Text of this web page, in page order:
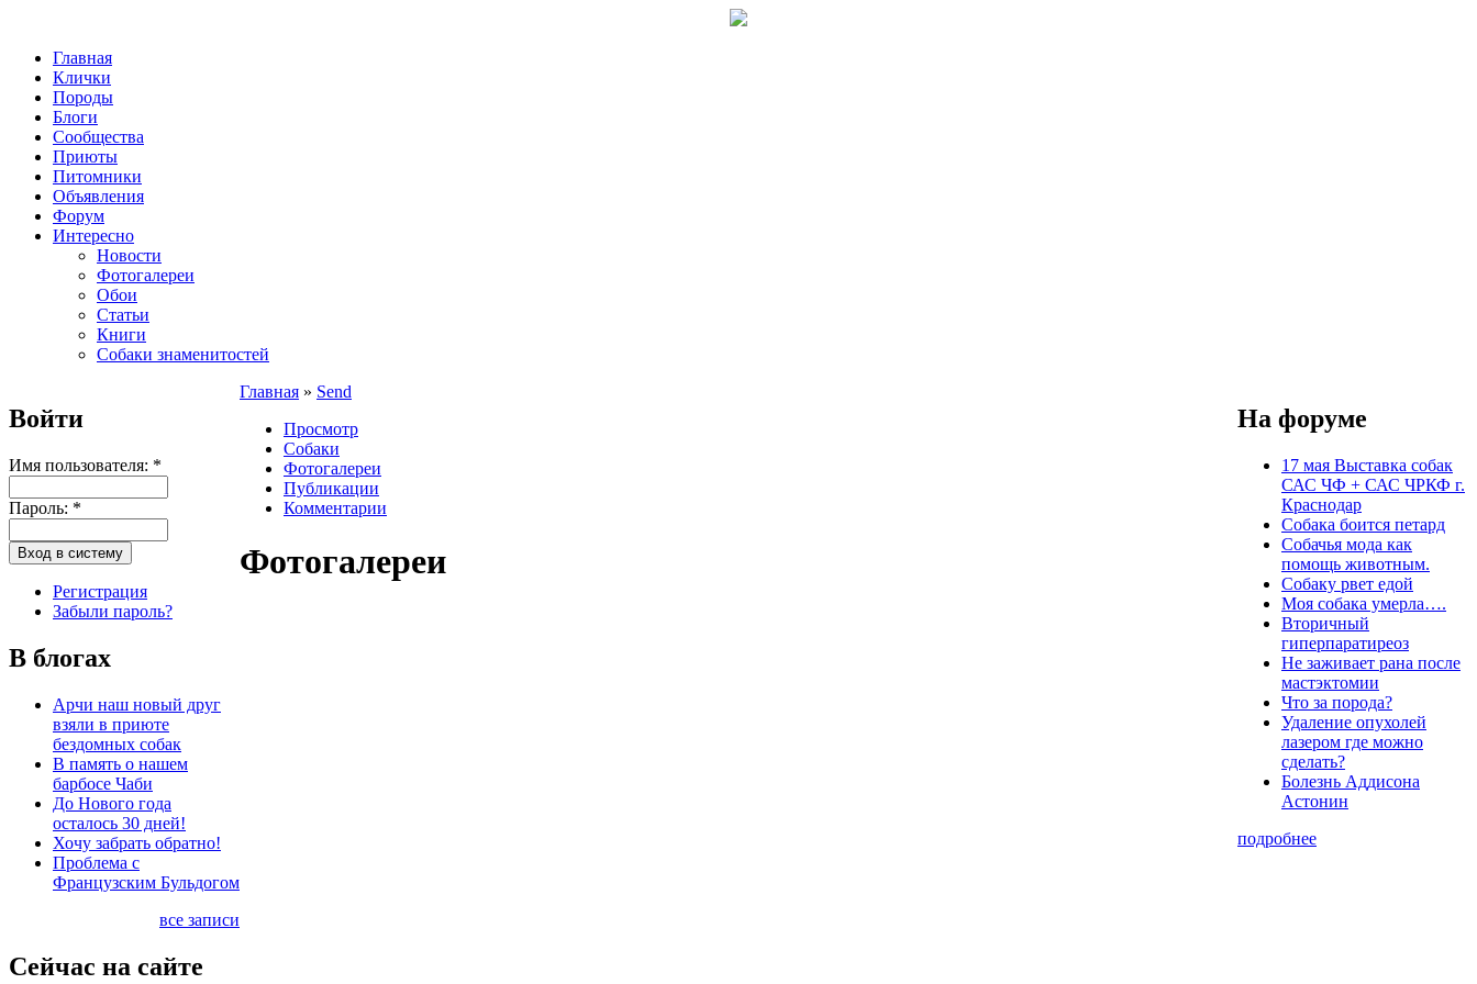
Главная
Клички
Породы
Блоги
Сообщества
Приюты
Питомники
Объявления
Форум
Интересно
Новости
Фотогалереи
Обои
Статьи
Книги
Собаки знаменитостей
Войти
Имя пользователя: *
Пароль: *
Регистрация
Забыли пароль?
В блогах
Арчи наш новый друг
взяли в приюте
бездомных собак
В память о нашем
барбосе Чаби
До Нового года
осталось 30 дней!
Хочу забрать обратно!
Проблема с
Французским Бульдогом
все записи
Сейчас на сайте
Главная » Send
Просмотр
Собаки
Фотогалереи
Публикации
Комментарии
Фотогалереи
На форуме
17 мая Выставка собак
САС ЧФ + САС ЧРКФ г.
Краснодар
Собака боится петард
Собачья мода как
помощь животным.
Собаку рвет едой
Моя собака умерла….
Вторичный
гиперпаратиреоз
Не заживает рана после
мастэктомии
Что за порода?
Удаление опухолей
лазером где можно
сделать?
Болезнь Аддисона
Астонин
подробнее